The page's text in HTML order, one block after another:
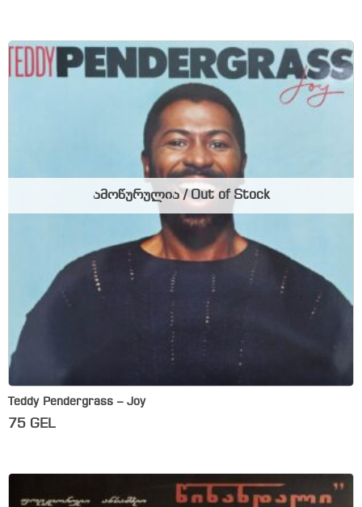
Teddy Pendergrass – Joy
75 GEL
ამოწურულია / Out of Stock